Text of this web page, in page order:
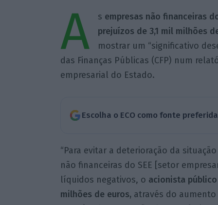
A s empresas não financeiras
prejuízos de 3,1 mil milhões
mostrar um “significativo
das Finanças Públicas (CFP) num
empresarial do Estado.
Escolha o ECO como fonte
“Para evitar a deterioração da
não financeiras do SEE [setor
líquidos negativos, o acionista
milhões de euros, através do